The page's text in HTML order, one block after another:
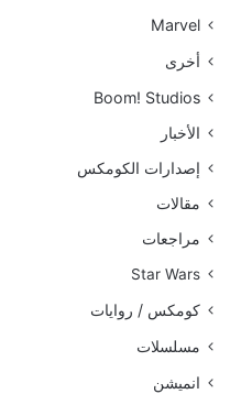
Marvel
أخرى
Boom! Studios
الأخبار
إصدارات الكومكس
مقالات
مراجعات
Star Wars
كومكس / روايات
مسلسلات
انميشن